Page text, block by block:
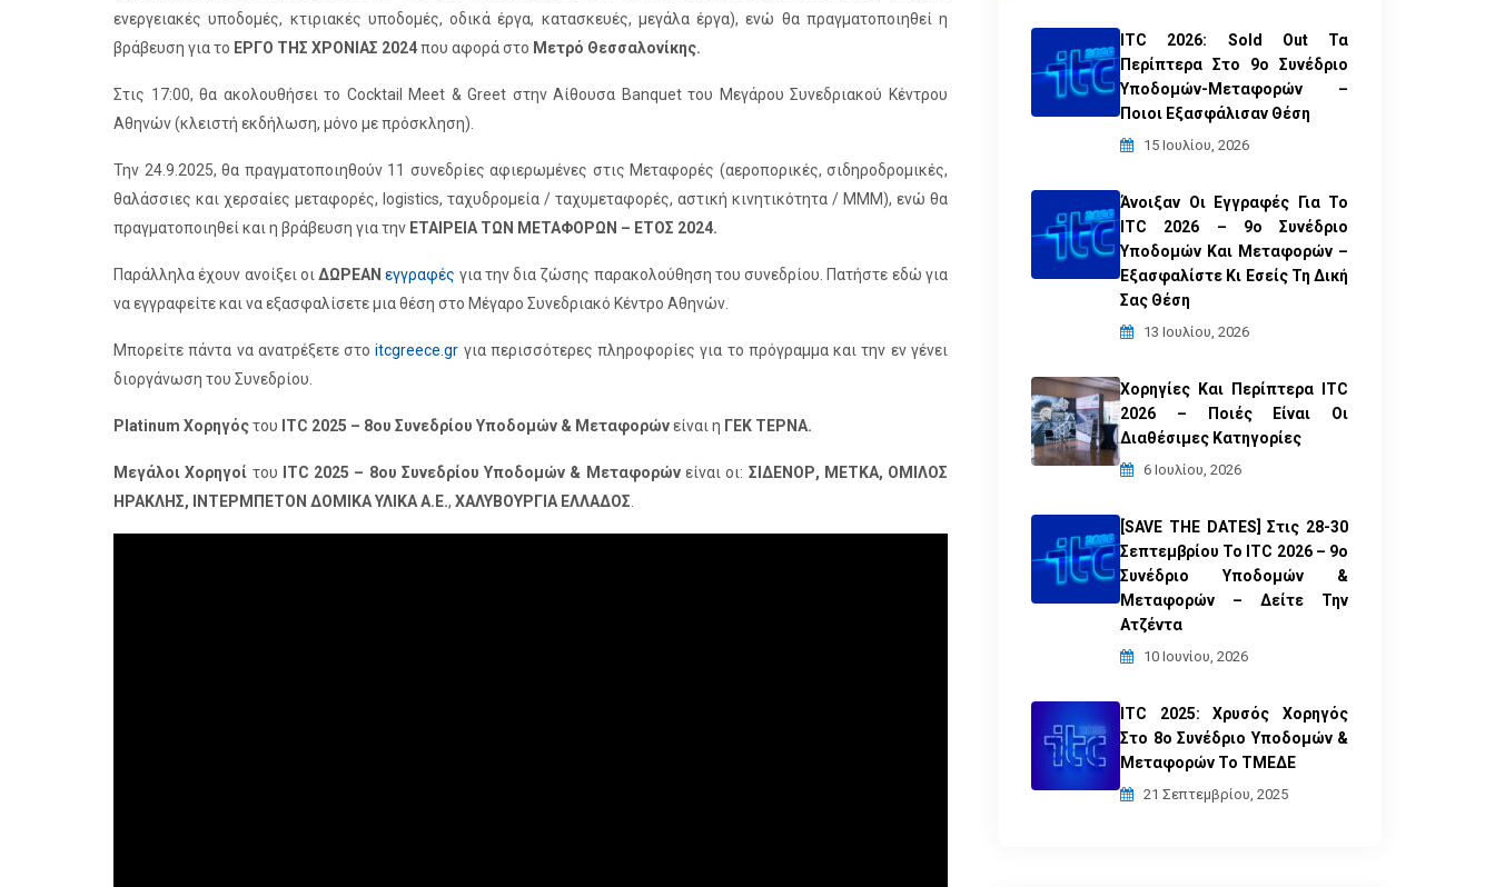
ενεργειακές υποδομές, κτιριακές υποδομές, οδικά έργα, κατασκευές, μεγάλα έργα), ενώ θα πραγματοποιηθεί η
βράβευση για το ΕΡΓΟ ΤΗΣ ΧΡΟΝΙΑΣ 2024που αφορά στο Μετρό Θεσσαλονίκης.
Στις 17:00, θα ακολουθήσει το Cocktail Meet & Greet στην Αίθουσα Banquet του Μεγάρου Συνεδριακού Κέντρου
Αθηνών (κλειστή εκδήλωση, μόνο με πρόσκληση).
Την 24.9.2025, θα πραγματοποιηθούν 11 συνεδρίες αφιερωμένες στις Μεταφορές (αεροπορικές, σιδηροδρομικές,
θαλάσσιες και χερσαίες μεταφορές, logistics, ταχυδρομεία / ταχυμεταφορές, αστική κινητικότητα / ΜΜΜ), ενώ θα
πραγματοποιηθεί και η βράβευση για την ΕΤΑΙΡΕΙΑ ΤΩΝ ΜΕΤΑΦΟΡΩΝ – ΕΤΟΣ 2024.
Παράλληλα έχουν ανοίξει οιΔΩΡΕΑΝ εγγραφές για την δια ζώσης παρακολούθηση του συνεδρίου. Πατήστε εδώ για
να εγγραφείτε και να εξασφαλίσετε μια θέση στο Μέγαρο Συνεδριακό Κέντρο Αθηνών.
Μπορείτε πάντα να ανατρέξετε στοitcgreece.gr για περισσότερες πληροφορίες για το πρόγραμμα και την εν γένει
διοργάνωση του Συνεδρίου.
Platinum Χορηγόςτου ITC 2025 – 8ου Συνεδρίου Υποδομών & Μεταφορώνείναι η ΓΕΚ ΤΕΡΝΑ.
Μεγάλοι Χορηγοί του ITC 2025 – 8ου Συνεδρίου Υποδομών & Μεταφορώνείναι οι: ΣΙΔΕΝΟΡ, ΜΕΤΚΑ, ΟΜΙΛΟΣ
ΗΡΑΚΛΗΣ, ΙΝΤΕΡΜΠΕΤΟΝ ΔΟΜΙΚΑ ΥΛΙΚΑΑ.Ε., ΧΑΛΥΒΟΥΡΓΙΑ ΕΛΛΑΔΟΣ
ITC 2026: Sold Out Τα
Περίπτερα Στο 9ο Συνέδριο
Υποδομών-Μεταφορών –
Ποιοι Εξασφάλισαν Θέση
15 Ιουλίου, 2026
Άνοιξαν Οι Εγγραφές Για Το
ITC 2026 – 9ο Συνέδριο
Υποδομών Και Μεταφορών –
Εξασφαλίστε Κι Εσείς Τη Δική
Σας Θέση
13 Ιουλίου, 2026
Χορηγίες Και Περίπτερα ITC
2026 – Ποιές Είναι Οι
Διαθέσιμες Κατηγορίες
6 Ιουλίου, 2026
[SAVE THE DATES] Στις 28-30
Σεπτεμβρίου Το ITC 2026 – 9ο
Συνέδριο Υποδομών &
Μεταφορών – Δείτε Την
Ατζέντα
10 Ιουνίου, 2026
ITC 2025: Χρυσός Χορηγός
Στο 8ο Συνέδριο Υποδομών &
Μεταφορών Το ΤΜΕΔΕ
21 Σεπτεμβρίου, 2025